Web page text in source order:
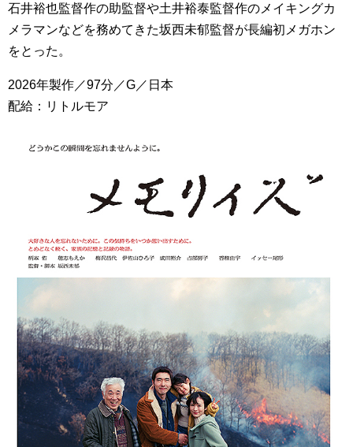
石井裕也監督作の助監督や土井裕泰監督作のメイキングカ
メラマンなどを務めてきた坂西未郁監督が長編初メガホン
をとった。
2026年製作／97分／G／日本
配給：リトルモア